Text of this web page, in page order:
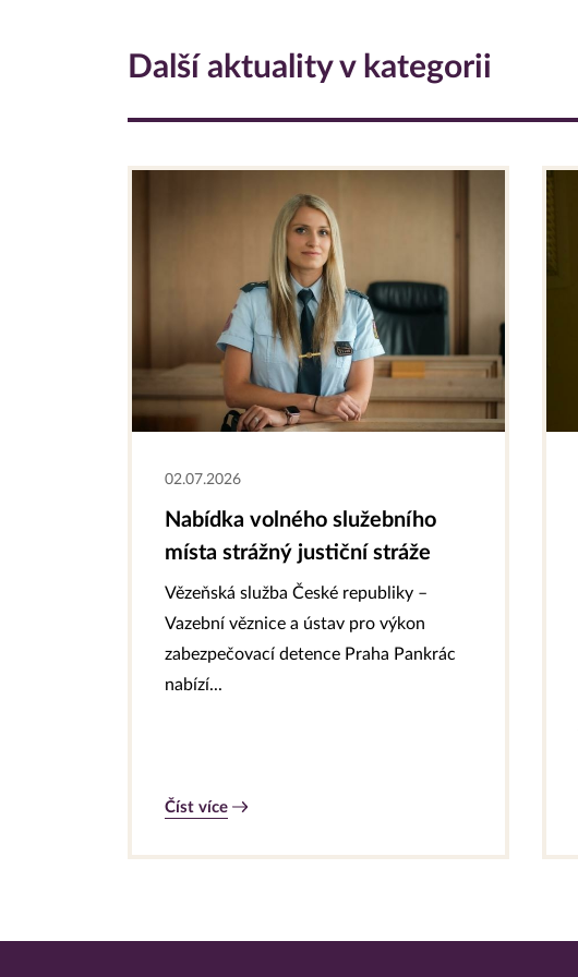
Další aktuality v kategorii
02.07.2026
Nabídka volného služebního
místa strážný justiční stráže
Vězeňská služba České republiky –
Vazební věznice a ústav pro výkon
zabezpečovací detence Praha Pankrác
nabízí...
Číst více